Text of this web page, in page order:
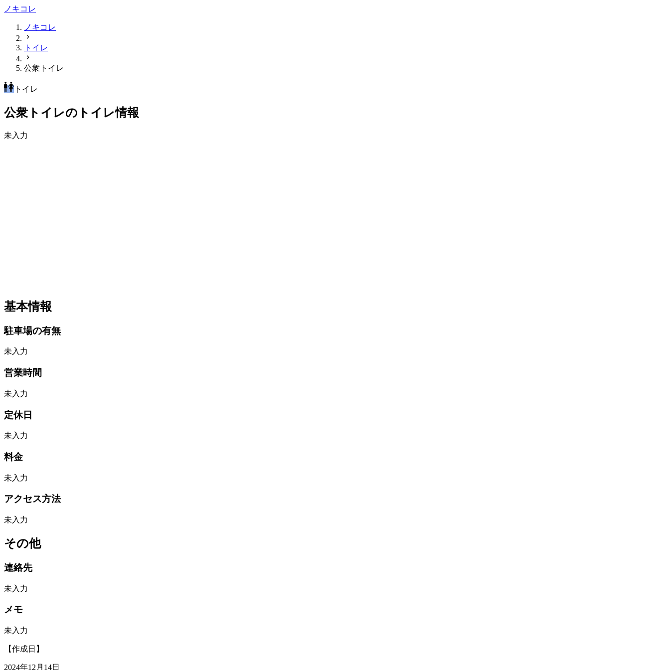
ノキコレ
ノキコレ
トイレ
公衆トイレ
トイレ
公衆トイレのトイレ情報
未入力
基本情報
駐車場の有無
未入力
営業時間
未入力
定休日
未入力
料金
未入力
アクセス方法
未入力
その他
連絡先
未入力
メモ
未入力
【作成日】
2024年12月14日